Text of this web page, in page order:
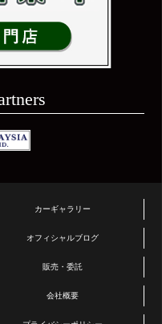
カーギャラリー
オフィシャルブログ
販売・委託
会社概要